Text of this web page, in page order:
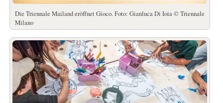
Die Triennale Mailand eröffnet Gioco. Foto: Gianluca Di Ioia © Triennale
Milano